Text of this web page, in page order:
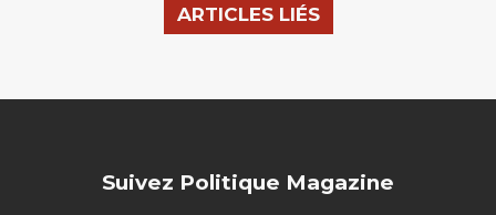
ARTICLES LIÉS
Suivez Politique Magazine